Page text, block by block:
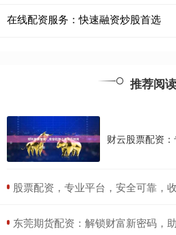
在线配资服务：快速融资炒股首选
推荐阅读
财云股票配资
股票配资，专业平台，安全可靠，
东莞期货配资：解锁财富新密码，